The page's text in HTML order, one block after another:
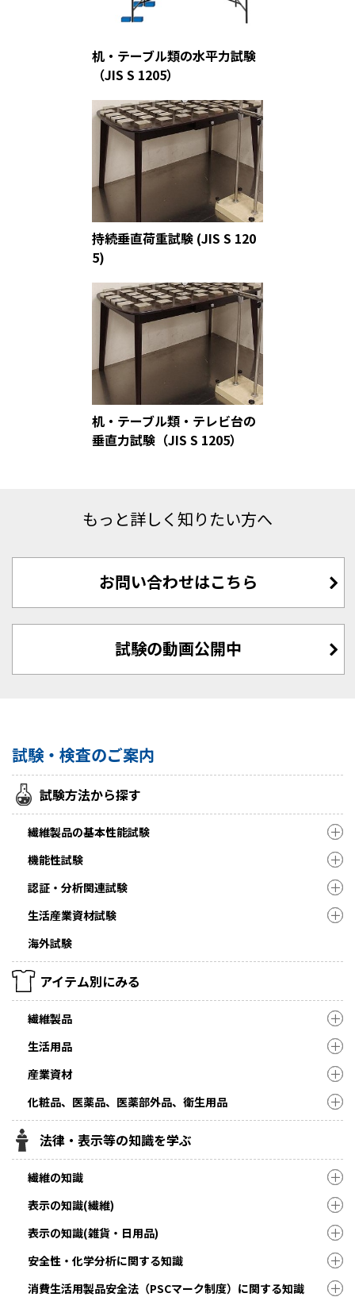
試験・検査のご案内
試験方法から探す
繊維製品の基本性能試験
機能性試験
認証・分析関連試験
生活産業資材試験
海外試験
アイテム別にみる
繊維製品
生活用品
産業資材
化粧品、医薬品、医薬部外品、衛生用品
法律・表示等の知識を学ぶ
繊維の知識
表示の知識(繊維)
表示の知識(雑貨・日用品)
安全性・化学分析に関する知識
消費生活用製品安全法（PSCマーク制度）に関する知識
机・テーブル類の水平力試験
（JIS S 1205）
持続垂直荷重試験 (JIS S 120
5)
机・テーブル類・テレビ台の
垂直力試験（JIS S 1205）
もっと詳しく知りたい方へ
お問い合わせはこちら
試験の動画公開中